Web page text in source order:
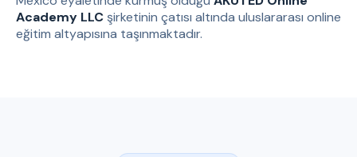
Academy LLC şirketinin çatısı altında uluslararası online
eğitim altyapısına taşınmaktadır.